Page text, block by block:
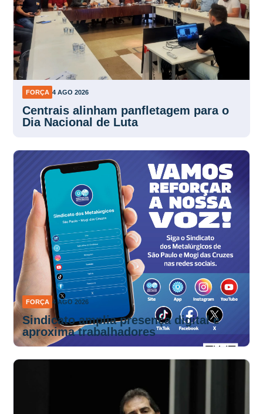
FORÇA 4 AGO 2026
Centrais alinham panfletagem para o
Dia Nacional de Luta
FORÇA 4 AGO 2026
Sindicato amplia presença digital e
aproxima trabalhadores